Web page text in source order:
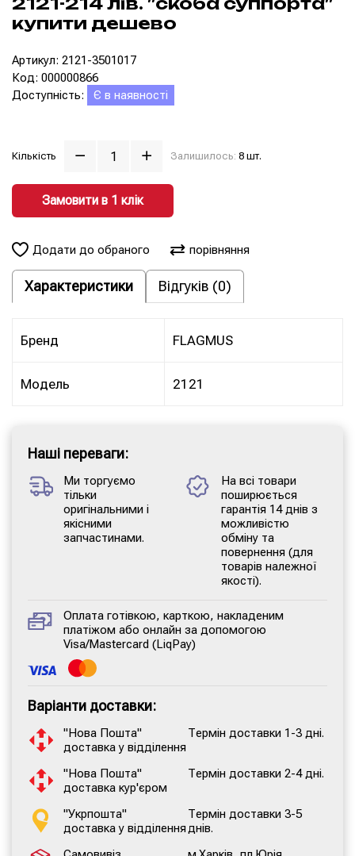
купити дешево
Артикул: 2121-3501017
Код: 000000866
Доступність:
Є в наявності
Кількість Залишилось: 8 шт.
Замовити в 1 клiк
Додати до обраного порівняння
Характеристики Відгуків (0)
Бренд FLAGMUS
Модель 2121
Наші переваги:
Ми торгуємо
тільки
оригінальними і
якісними
запчастинами.
На всі товари
поширюється
гарантія 14 днів з
можливістю
обміну та
повернення (для
товарів належної
якості).
Оплата готівкою, карткою, накладеним
платіжом або онлайн за допомогою
Visa/Mastercard (LiqPay)
Варіанти доставки:
"Нова Пошта"
доставка у відділення
Термін доставки 1-3 дні.
"Нова Пошта"
доставка кур'єром
Термін доставки 2-4 дні.
"Укрпошта"
доставка у відділення
Термін доставки 3-5
днів.